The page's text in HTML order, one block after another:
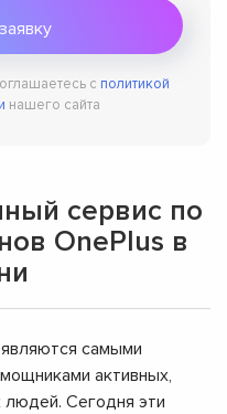
с политикой
нашего сайта
сервис по
OnePlus в
самыми
активных,
Сегодня эти